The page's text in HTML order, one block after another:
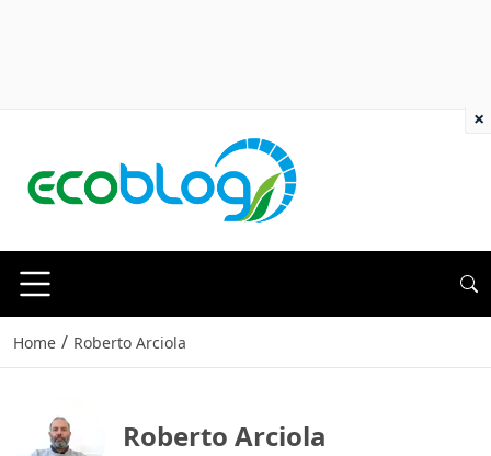
Home / Roberto Arciola
Roberto Arciola
×